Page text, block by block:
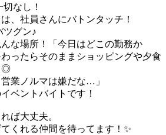
なし！
、社員さんにバトンタッチ！
グン♪
な場所！「今日はどこの勤務か
ったらそのままショッピングや夕食
◎
業ノルマは嫌だな…」
ベントバイトです！
ば大丈夫。
くれる仲間を待ってます！✨